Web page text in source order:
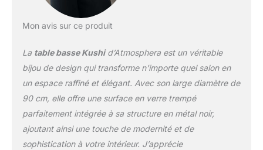
Mon avis sur ce produit
La table basse Kushid’Atmosphera est un véritable
bijou de design qui transforme n’importe quel salon en
un espace raffiné et élégant. Avec son large diamètre de
90 cm, elle offre une surface en verre trempé
parfaitement intégrée à sa structure en métal noir,
ajoutant ainsi une touche de modernité et de
sophistication à votre intérieur. J’apprécie